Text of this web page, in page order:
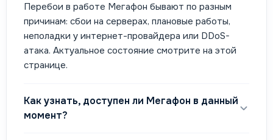
Перебои в работе Мегафон бывают по разным
причинам: сбои на серверах, плановые работы,
неполадки у интернет-провайдера или DDoS-
атака. Актуальное состояние смотрите на этой
странице.
Как узнать, доступен ли Мегафон в данный
момент?